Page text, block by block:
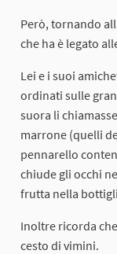
Però, tornando
che ha è legato
Lei e i suoi
ordinati sulle
suora li
marrone (quelli
pennarello
chiude gli occhi
frutta nella
Inoltre ricorda
cesto di vimini.